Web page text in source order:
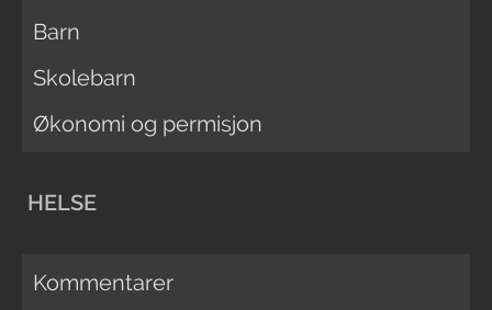
Barn
Skolebarn
Økonomi og permisjon
HELSE
Kommentarer